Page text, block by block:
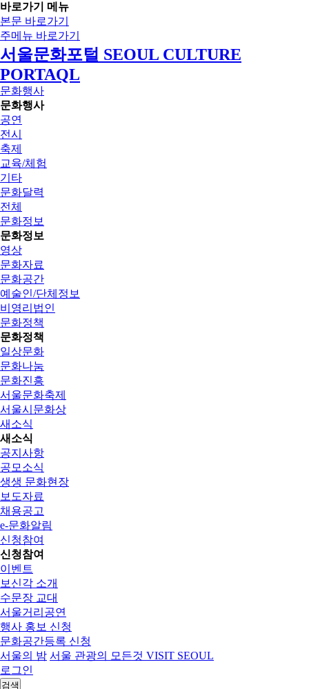
바로가기 메뉴
본문 바로가기
주메뉴 바로가기
서울문화포털 SEOUL CULTURE
PORTAQL
문화행사
문화행사
공연
전시
축제
교육/체험
기타
문화달력
전체
문화정보
문화정보
영상
문화자료
문화공간
예술인/단체정보
비영리법인
문화정책
문화정책
일상문화
문화나눔
문화진흥
서울문화축제
서울시문화상
새소식
새소식
공지사항
공모소식
생생 문화현장
보도자료
채용공고
e-문화알림
신청참여
신청참여
이벤트
보신각 소개
수문장 교대
서울거리공연
행사 홍보 신청
문화공간등록 신청
서울의 밤 서울 관광의 모든것 VISIT SEOUL
로그인
검색